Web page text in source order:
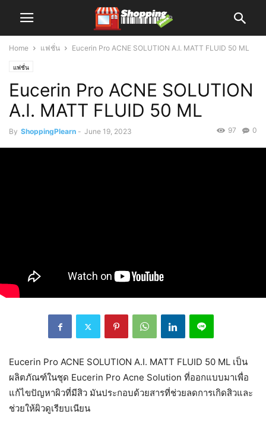
Home แฟชั่น Eucerin Pro ACNE SOLUTION A.I. MATT FLUID 50 ML
แฟชั่น
Eucerin Pro ACNE SOLUTION
A.I. MATT FLUID 50 ML
By ShoppingPlearn - June 19, 2023 0
97
Eucerin Pro ACNE SOLUTION A.I. MATT FLUID 50 ML เป็น
ผลิตภัณฑ์ในชุด Eucerin Pro Acne Solution ที่ออกแบบมาเพื่อ
แก้ไขปัญหาผิวที่มีสิว มันประกอบด้วยสารที่ช่วยลดการเกิดสิวและ
ช่วยให้ผิวดูเรียบเนียน